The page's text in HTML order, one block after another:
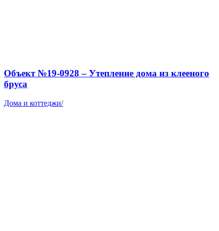
Объект №19-0928 – Утепление дома из клееного
бруса
Дома и коттеджи/